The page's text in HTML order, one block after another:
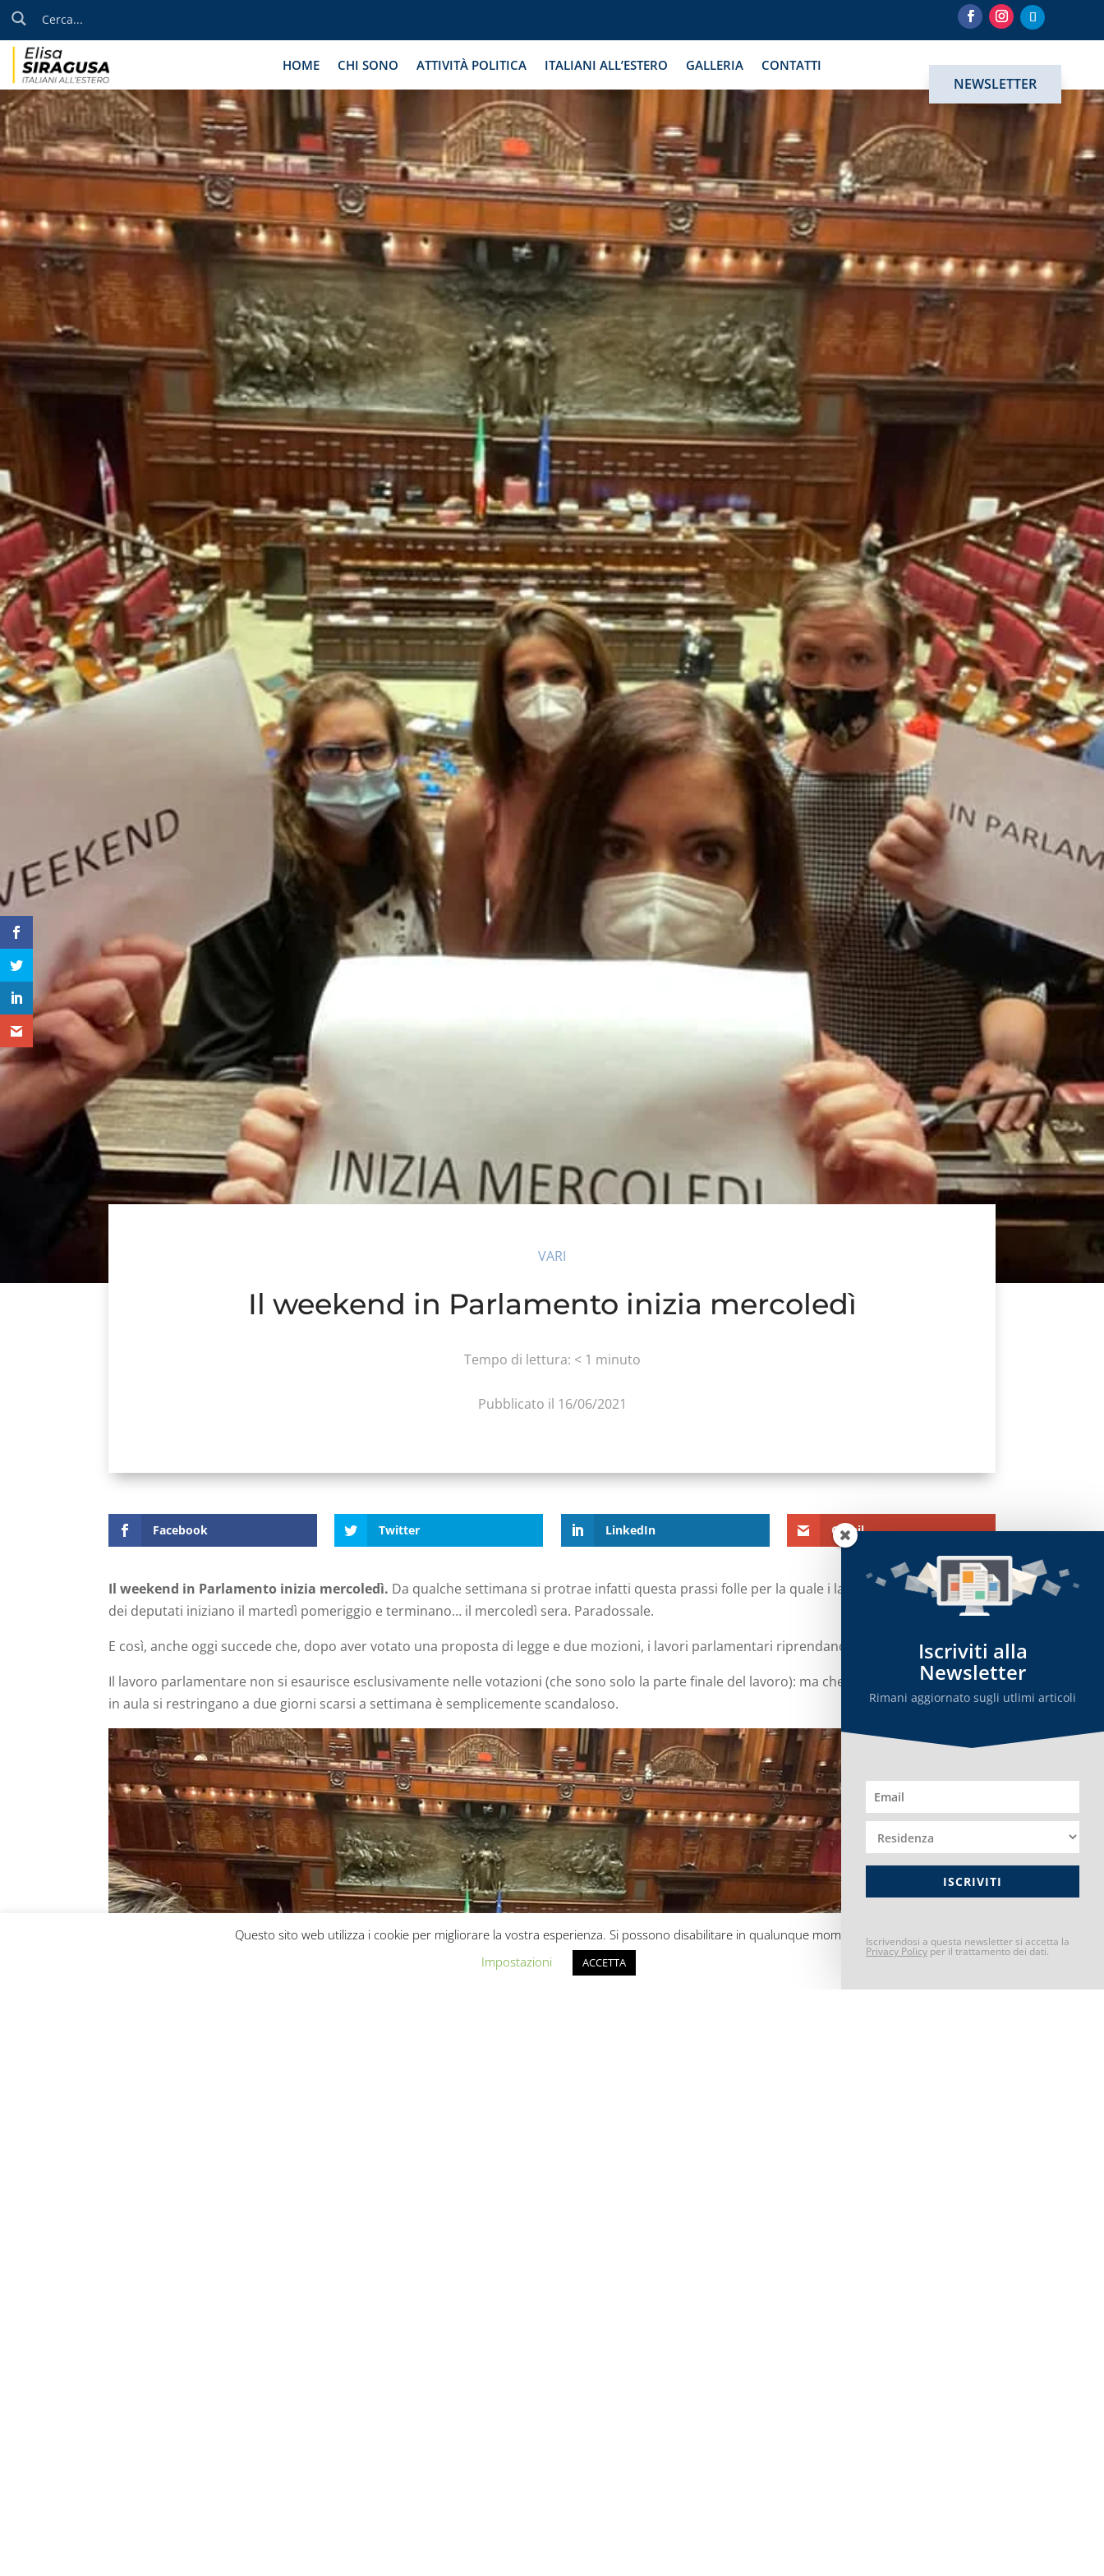
HOME CHI SONO ATTIVITÀ POLITICA ITALIANI ALL’ESTERO GALLERIA CONTATTI
NEWSLETTER
VARI
Il weekend in Parlamento inizia mercoledì
Tempo di lettura: < 1 minuto
Pubblicato il 16/06/2021
Facebook Twitter LinkedIn Gmail
Il weekend in Parlamento inizia mercoledì. Da qualche settimana si protrae infatti questa prassi folle per la quale i lavori d’aula alla Camera
dei deputati iniziano il martedì pomeriggio e terminano… il mercoledì sera. Paradossale.
E così, anche oggi succede che, dopo aver votato una proposta di legge e due mozioni, i lavori parlamentari riprendano settimana prossima.
Il lavoro parlamentare non si esaurisce esclusivamente nelle votazioni (che sono solo la parte finale del lavoro): ma che le sedute con votazioni
in aula si restringano a due giorni scarsi a settimana è semplicemente scandaloso.
Questo sito web utilizza i cookie per migliorare la vostra esperienza. Si possono disabilitare in qualunque momento.
Impostazioni
ACCETTA
Iscriviti alla
Newsletter
Rimani aggiornato sugli utlimi articoli
ISCRIVITI
Iscrivendosi a questa newsletter si accetta la
Privacy Policy per il trattamento dei dati.